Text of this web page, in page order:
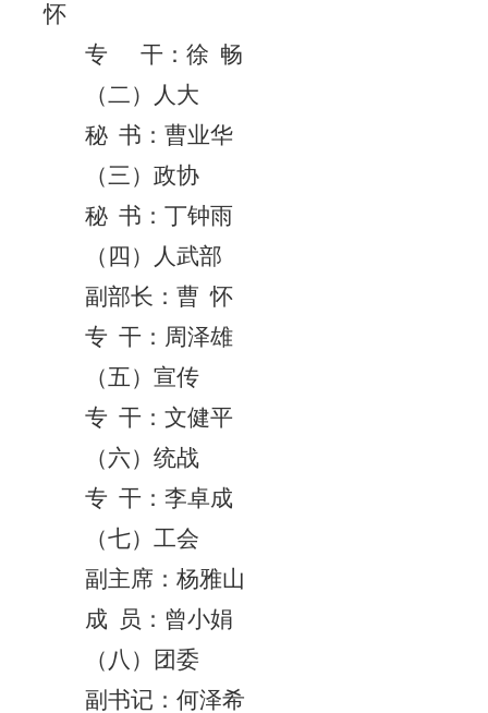
怀
专
干：徐 畅
（二）
人大
秘 书：曹业华
（三） 政协
秘 书：丁钟雨
（ 四 ）
人武部
副部长： 曹 怀
专 干： 周泽雄
（五） 宣传
专 干：文健平
（六）统战
专 干： 李卓成
（七）工会
副主席： 杨雅山
成
员：曾小娟
（八）团委
副书记： 何泽希